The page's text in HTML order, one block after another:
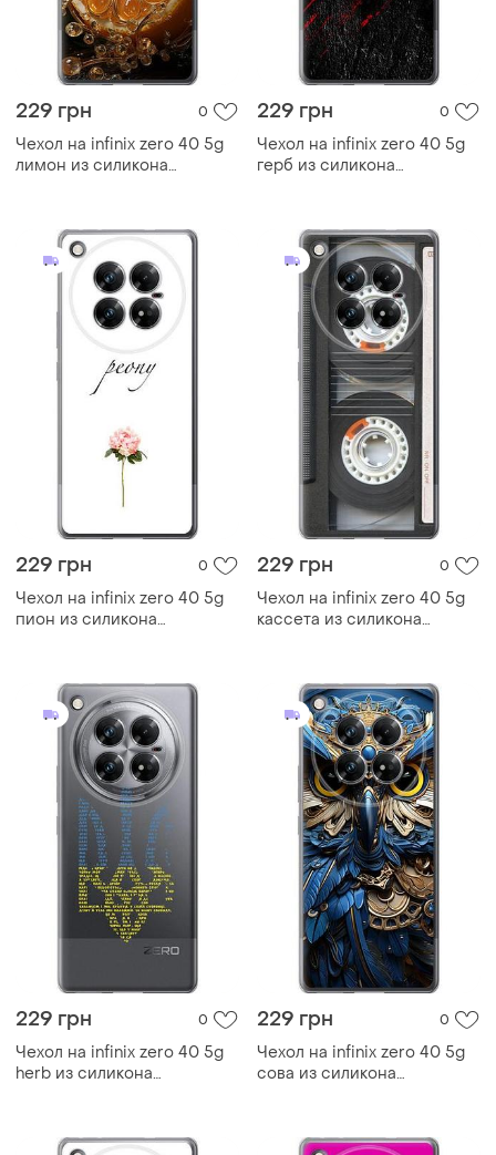
229 грн 0
Чехол на infinix zero 40 5g
лимон из силикона
229 грн 0
Чехол на infinix zero 40 5g
герб из силикона
229 грн 0
Чехол на infinix zero 40 5g
пион из силикона
229 грн 0
Чехол на infinix zero 40 5g
кассета из силикона
229 грн 0
Чехол на infinix zero 40 5g
herb из силикона
229 грн 0
Чехол на infinix zero 40 5g
сова из силикона